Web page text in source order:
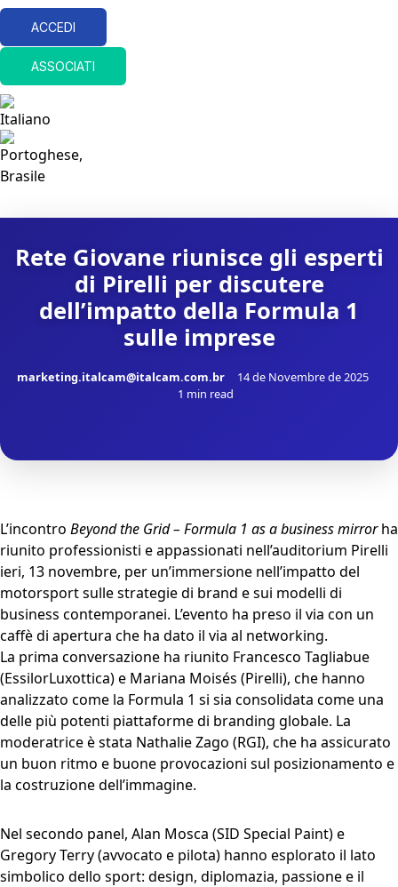
ACCEDI
ASSOCIATI
Rete Giovane riunisce gli esperti
di Pirelli per discutere
dell’impatto della Formula 1
sulle imprese
marketing.italcam@italcam.com.br
14 de Novembre de 2025
1 min read
L’incontro Beyond the Grid – Formula 1 as a business mirrorha
riunito professionisti e appassionati nell’auditorium Pirelli
ieri, 13 novembre, per un’immersione nell’impatto del
motorsport sulle strategie di brand e sui modelli di
business contemporanei. L’evento ha preso il via con un
caffè di apertura che ha dato il via al networking.
La prima conversazione ha riunito Francesco Tagliabue
(EssilorLuxottica) e Mariana Moisés (Pirelli), che hanno
analizzato come la Formula 1 si sia consolidata come una
delle più potenti piattaforme di branding globale. La
moderatrice è stata Nathalie Zago (RGI), che ha assicurato
un buon ritmo e buone provocazioni sul posizionamento e
la costruzione dell’immagine.
Nel secondo panel, Alan Mosca (SID Special Paint) e
Gregory Terry (avvocato e pilota) hanno esplorato il lato
simbolico dello sport: design, diplomazia, passione e il